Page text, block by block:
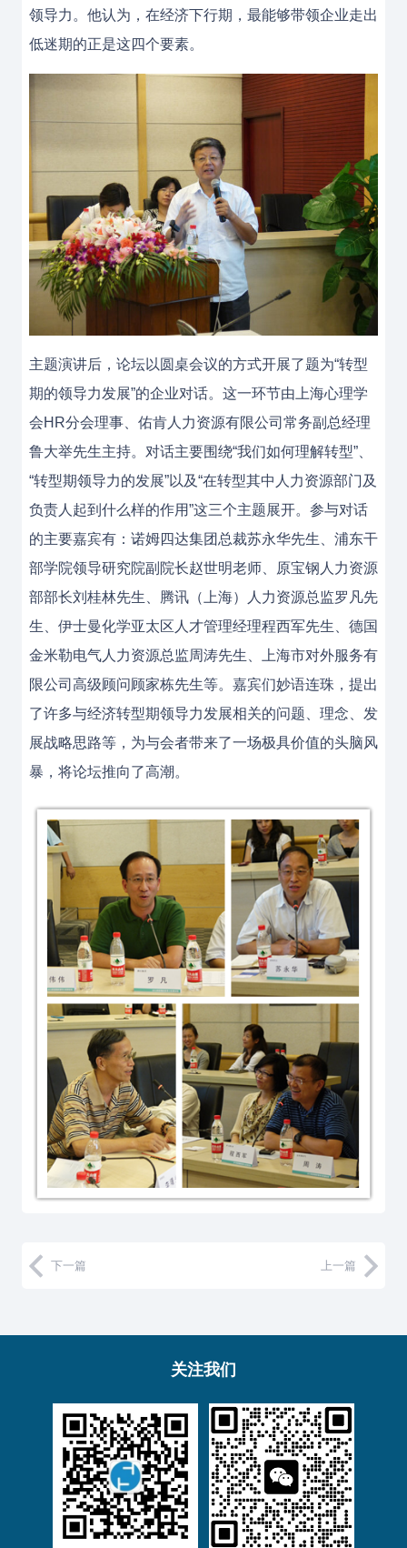
领导力。他认为，在经济下行期，最能够带领企业走出
低迷期的正是这四个要素。
主题演讲后，论坛以圆桌会议的方式开展了题为“转型
期的领导力发展”的企业对话。这一环节由上海心理学
会HR分会理事、佑肯人力资源有限公司常务副总经理
鲁大举先生主持。对话主要围绕“我们如何理解转型”、
“转型期领导力的发展”以及“在转型其中人力资源部门及
负责人起到什么样的作用”这三个主题展开。参与对话
的主要嘉宾有：诺姆四达集团总裁苏永华先生、浦东干
部学院领导研究院副院长赵世明老师、原宝钢人力资源
部部长刘桂林先生、腾讯（上海）人力资源总监罗凡先
生、伊士曼化学亚太区人才管理经理程西军先生、德国
金米勒电气人力资源总监周涛先生、上海市对外服务有
限公司高级顾问顾家栋先生等。嘉宾们妙语连珠，提出
了许多与经济转型期领导力发展相关的问题、理念、发
展战略思路等，为与会者带来了一场极具价值的头脑风
暴，将论坛推向了高潮。
下一篇 上一篇
关注我们